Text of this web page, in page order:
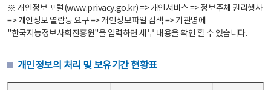
※ 개인정보 포털(www.privacy.go.kr) => 개인서비스 => 정보주체 권리행사
=> 개인정보 열람등 요구 => 개인정보파일 검색 => 기관명에
"한국지능정보사회진흥원"을 입력하면 세부 내용을 확인 할 수 있습니다.
개인정보의 처리 및 보유기간 현황표